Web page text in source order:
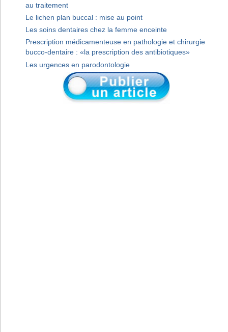
au traitement
Le lichen plan buccal : mise au point
Les soins dentaires chez la femme enceinte
Prescription médicamenteuse en pathologie et chirurgie
bucco-dentaire : «la prescription des antibiotiques»
Les urgences en parodontologie